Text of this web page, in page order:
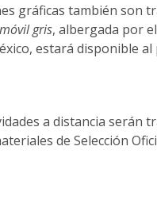
gráficas también son
gris, albergada por
estará disponible
a distancia serán
de Selección